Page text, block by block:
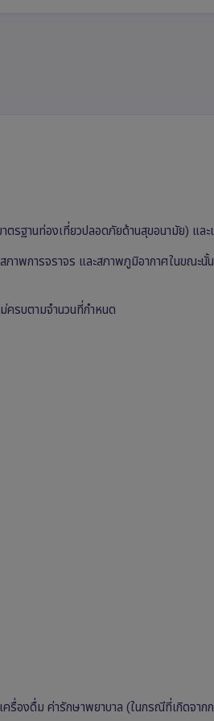
รฐานท่องเที่ยวปลอดภัยด้านสุขอนามัย) แล
าพการจราจร และสภาพภูมิอากาศในขณะนั้
ครบตามจำนวนที่กำหนด
รื่องดื่ม ค่ารักษาพยาบาล (ในกรณีที่เกิดจาก